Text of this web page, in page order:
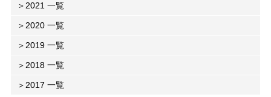
2021 一覧
2020 一覧
2019 一覧
2018 一覧
2017 一覧